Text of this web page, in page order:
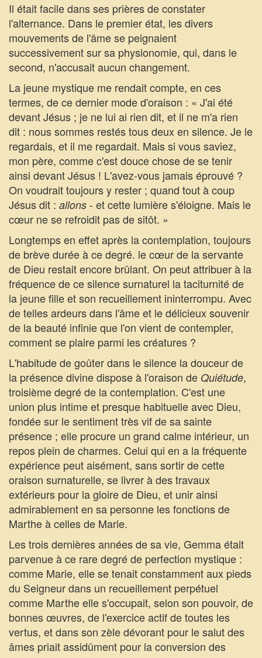
Il était facile dans ses prières de constater
l'alternance. Dans le premier état, les divers
mouvements de l'âme se peignaient
successivement sur sa physionomie, qui, dans le
second, n'accusait aucun changement.
La jeune mystique me rendait compte, en ces
termes, de ce dernier mode d'oraison : « J'ai été
devant Jésus ; je ne lui ai rien dit, et il ne m'a rien
dit : nous sommes restés tous deux en silence. Je le
regardais, et il me regardait. Mais si vous saviez,
mon père, comme c'est douce chose de se tenir
ainsi devant Jésus ! L'avez-vous jamais éprouvé ?
On voudrait toujours y rester ; quand tout à coup
Jésus dit : allons - et cette lumière s'éloigne. Mais le
cœur ne se refroidit pas de sitôt. »
Longtemps en effet après la contemplation, toujours
de brève durée à ce degré. le cœur de la servante
de Dieu restait encore brûlant. On peut attribuer à la
fréquence de ce silence surnaturel la taciturnité de
la jeune fille et son recueillement ininterrompu. Avec
de telles ardeurs dans l'âme et le délicieux souvenir
de la beauté infinie que l'on vient de contempler,
comment se plaire parmi les créatures ?
L'habitude de goûter dans le silence la douceur de
la présence divine dispose à l'oraison de Quiétude,
troisième degré de la contemplation. C'est une
union plus intime et presque habituelle avec Dieu,
fondée sur le sentiment très vif de sa sainte
présence ; elle procure un grand calme intérieur, un
repos plein de charmes. Celui qui en a la fréquente
expérience peut aisément, sans sortir de cette
oraison surnaturelle, se livrer à des travaux
extérieurs pour la gloire de Dieu, et unir ainsi
admirablement en sa personne les fonctions de
Marthe à celles de Marie.
Les trois dernières années de sa vie, Gemma était
parvenue à ce rare degré de perfection mystique :
comme Marie, elle se tenait constamment aux pieds
du Seigneur dans un recueillement perpétuel
comme Marthe elle s'occupait, selon son pouvoir, de
bonnes œuvres, de l'exercice actif de toutes les
vertus, et dans son zèle dévorant pour le salut des
âmes priait assidûment pour la conversion des